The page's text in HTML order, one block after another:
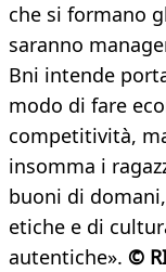
che si formano
saranno
Bni intende
modo di fare
competitività,
insomma i
buoni di
etiche e di
autentiche». ©